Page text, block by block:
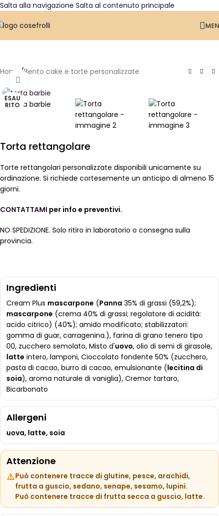
Salta alla navigazione Salta al contenuto principale
Home /Bento cake e torte personalizzate
ESAU
RITO
Torta rettangolare
Torte rettangolari personalizzate disponibili unicamente su
ordinazione. Si richiede cortesemente un anticipo di almeno 15
giorni.
CONTATTAMI per info e preventivi.
NO SPEDIZIONE. Solo ritiro in laboratorio o consegna sulla
provincia.
Ingredienti
Cream Plus mascarpone (Panna 35% di grassi (59,2%);
mascarpone (crema 40% di grassi; regolatore di acidità:
acido citrico) (40%); amido modificato; stabilizzatori:
gomma di guar, carragenina.), farina di grano tenero tipo
00, zucchero semolato, Misto d'uovo, olio di semi di girasole,
latte intero, lamponi, Cioccolato fondente 50% (zucchero,
pasta di cacao, burro di cacao, emulsionante (lecitina di
soia), aroma naturale di vaniglia), Cremor tartaro,
Bicarbonato
Allergeni
uova, latte, soia
Attenzione
Può contenere tracce di glutine, pesce, arachidi,
frutta a guscio, sedano, senape, sesamo, lupini.
Può contenere tracce di frutta secca a guscio, latte.